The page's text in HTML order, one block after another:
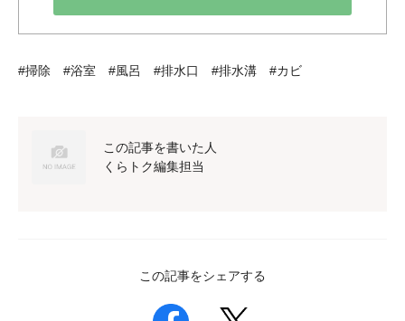
#掃除 #浴室 #風呂 #排水口 #排水溝 #カビ
この記事を書いた人
くらトク編集担当
この記事をシェアする